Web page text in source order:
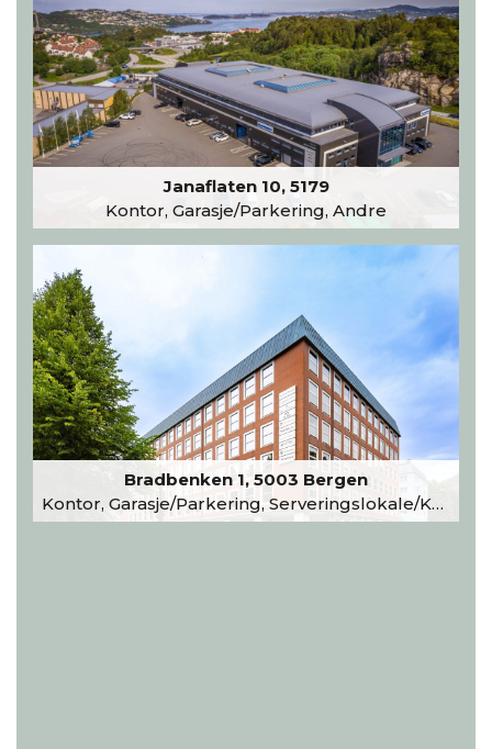
Janaflaten 10, 5179
Kontor, Garasje/Parkering, Andre
Bradbenken 1, 5003 Bergen
Kontor, Garasje/Parkering, Serveringslokale/Kantine, Undervisning/Arrangement